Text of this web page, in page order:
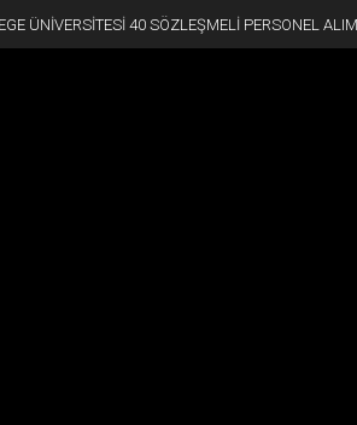
HARRAN ÜNİVERSİTESİ 406 SÖZLEŞMELİ